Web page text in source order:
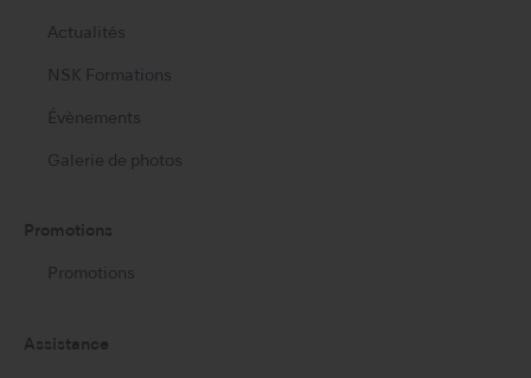
Actualités
NSK Formations
Évènements
Galerie de photos
Promotions
Promotions
Assistance